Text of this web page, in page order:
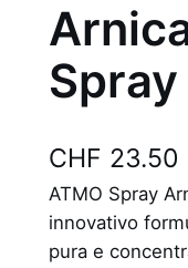
Spray
CHF 23.50
ATMO Spray
innovativo
pura e